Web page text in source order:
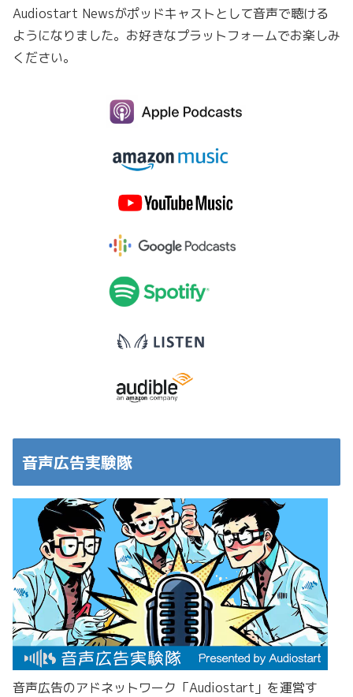
Audiostart Newsがポッドキャストとして音声で聴ける
ようになりました。お好きなプラットフォームでお楽しみ
ください。
音声広告実験隊
音声広告のアドネットワーク「Audiostart」を運営す